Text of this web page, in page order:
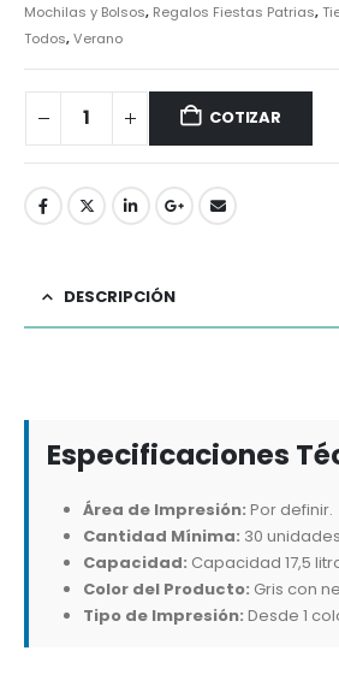
Mochilas y Bolsos, Regalos Fiestas Patrias,
Todos,Verano
COTIZAR
DESCRIPCIÓN
Especificaciones
Área de Impresión: Por definir.
Cantidad Mínima: 30
Capacidad: Capacidad 17,5
Color del Producto: Gris con
Tipo de Impresión: Desde 1